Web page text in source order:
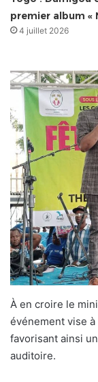
premier album «
4 juillet 2026
À en croire le
événement vise
favorisant ainsi
auditoire.